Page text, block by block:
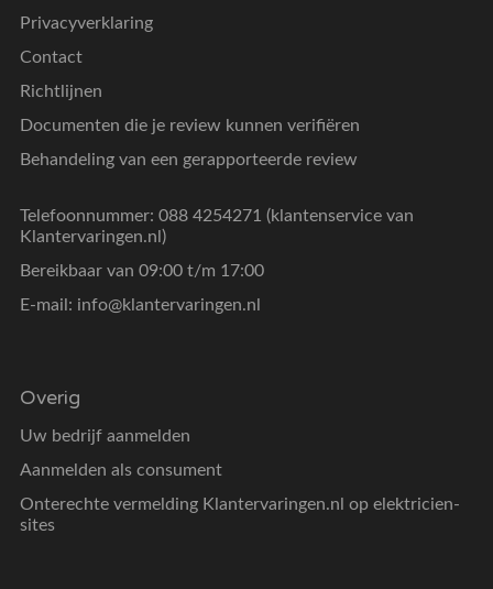
Privacyverklaring
Contact
Richtlijnen
Documenten die je review kunnen verifiëren
Behandeling van een gerapporteerde review
Telefoonnummer: 088 4254271 (klantenservice van
Klantervaringen.nl)
Bereikbaar van 09:00 t/m 17:00
E-mail: info@klantervaringen.nl
Overig
Uw bedrijf aanmelden
Aanmelden als consument
Onterechte vermelding Klantervaringen.nl op elektricien-
sites